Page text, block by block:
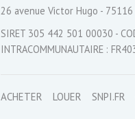
26 avenue Victor Hugo - 75116
SIRET 305 442 501 00030 -
INTRACOMMUNAUTAIRE :
ACHETER LOUER SNPI.FR